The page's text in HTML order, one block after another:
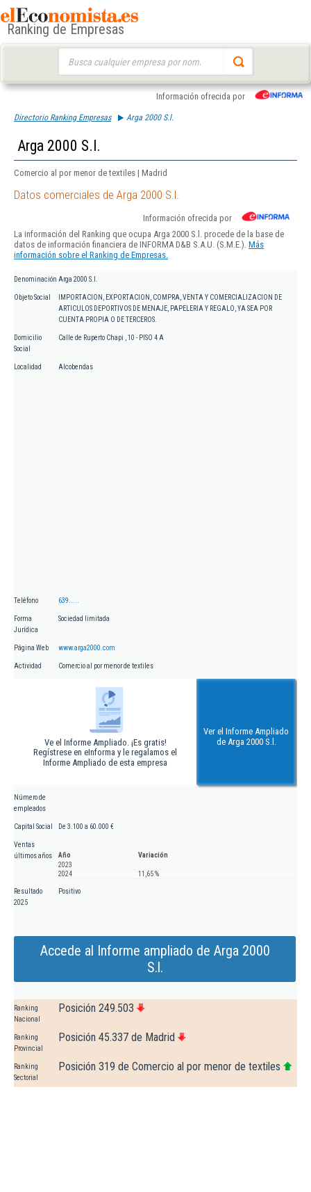
Ranking de Empresas
Información ofrecida por
Directorio Ranking Empresas Arga 2000 S.l.
Arga 2000 S.l.
Comercio al por menor de textiles | Madrid
Datos comerciales de Arga 2000 S.l.
Información ofrecida por
La información del Ranking que ocupa Arga 2000 S.l. procede de la base de
datos de información financiera de INFORMA D&B S.A.U. (S.M.E.). Más
información sobre el Ranking de Empresas.
Denominación Arga 2000 S.l.
Objeto Social
IMPORTACION, EXPORTACION, COMPRA, VENTA Y COMERCIALIZACION DE
ARTICULOS DEPORTIVOS DE MENAJE, PAPELERIA Y REGALO, YA SEA POR
CUENTA PROPIA O DE TERCEROS.
Domicilio
Social
Calle de Ruperto Chapi , 10 - PISO 4 A
Localidad Alcobendas
Teléfono 639.....
Forma
Jurídica
Sociedad limitada
Página Web www.arga2000.com
Actividad Comercio al por menor de textiles
Ve el Informe Ampliado. ¡Es gratis!
Regístrese en eInforma y le regalamos el
Informe Ampliado de esta empresa
Ver el Informe Ampliado
de Arga 2000 S.l.
Número de
empleados
Capital Social De 3.100 a 60.000 €
Ventas
últimos años
Año
Variación
2023
2024
11,65 %
Resultado
2025
Positivo
Accede al Informe ampliado de Arga 2000
S.l.
Ranking
Nacional
Posición 249.503
Ranking
Provincial
Posición 45.337 de Madrid
Ranking
Sectorial
Posición 319 de Comercio al por menor de textiles